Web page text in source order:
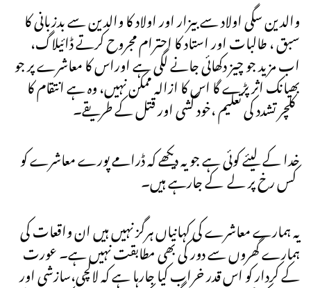
والدین سگی اولاد سے بیزار اور اولاد کا والدین سے بدزبانی کا
سبق ، طالبات اور استاد کا احترام مجروح کرتے ڈائیلاگ،
اب مزید جو چیز دکھائی جانے لگی ہے اوراس کا معاشرے پر جو
بھیانک اثر پڑے گا اس کا ازالہ ممکن نہیں، وہ ہے انتقام کا
کلچر تشدد کی تعلیم ،خود کشی اور قتل کے طریقے۔
خدا کے لیئے کوئی ہے جو یہ دیکھے کہ ڈرامے پورے معاشرے کو
کس رخ پر لے کے جارہے ہیں۔
یہ ہمارے معاشرے کی کہانیاں ہرگز نہیں ہیں ان واقعات کی
ہمارے گھروں سے دور کی بھی مطابقت نہیں ہے۔ عورت
کے کردار کو اس قدر خراب کیا جارہا ہے کہ لالچی،سازشی اور